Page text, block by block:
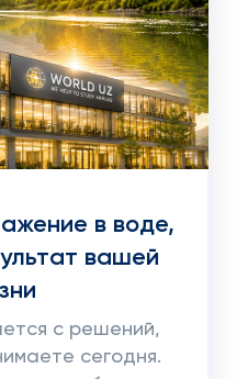
в воде,
вашей
с решений,
сегодня.